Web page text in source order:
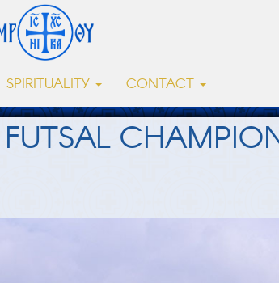
SPIRITUALITY CONTACT